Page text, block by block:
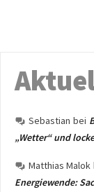
Sebastian bei
„Wetter“ und
Matthias Malok
Energiewende: